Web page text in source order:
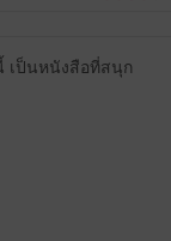
เป็นหนังสือที่สนุก